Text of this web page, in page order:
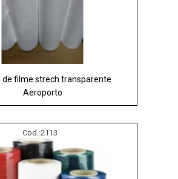
de filme strech transparente
Aeroporto
Cod.:2113